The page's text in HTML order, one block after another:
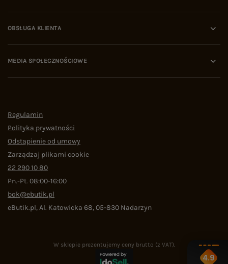
OBSŁUGA KLIENTA
MEDIA SPOŁECZNOŚCIOWE
Regulamin
Polityka prywatności
Odstąpienie od umowy
Zarządzaj plikami cookie
22 290 10 80
Pn.-Pt. 08:00-16:00
bok@ebutik.pl
eButik.pl,Al. Katowicka 68,05-830 Nadarzyn
W sklepie prezentujemy ceny brutto (z VAT).
4.9